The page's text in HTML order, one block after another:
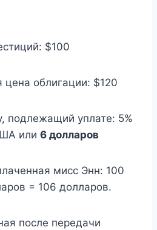
$100
облигации: $120
подлежащий уплате: 5%
или 6 долларов
мисс Энн: 100
= 106 долларов.
после передачи